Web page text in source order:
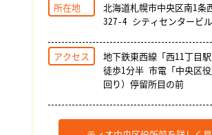
所在地
北海道札幌市中央区南1条
327-4 シティセンタービ
アクセス
地下鉄東西線「西11丁目
徒歩1分半 市電「中央区
回り）停留所目の前